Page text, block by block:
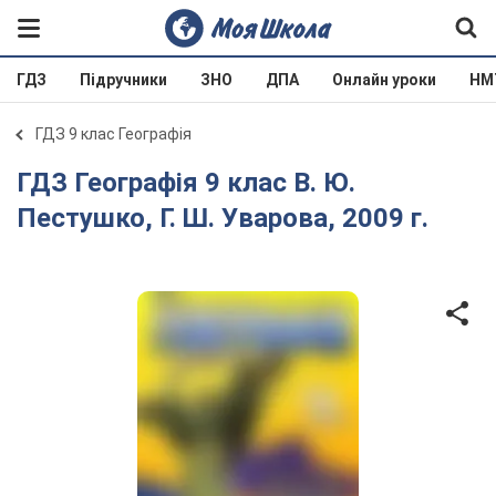
ГДЗ Підручники ЗНО ДПА Онлайн уроки
ГДЗ 9 клас Географія
ГДЗ Географія 9 клас В. Ю.
Пестушко, Г. Ш. Уварова, 2009 г.